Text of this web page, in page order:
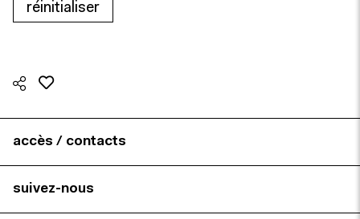
réinitialiser
accès / contacts
suivez-nous